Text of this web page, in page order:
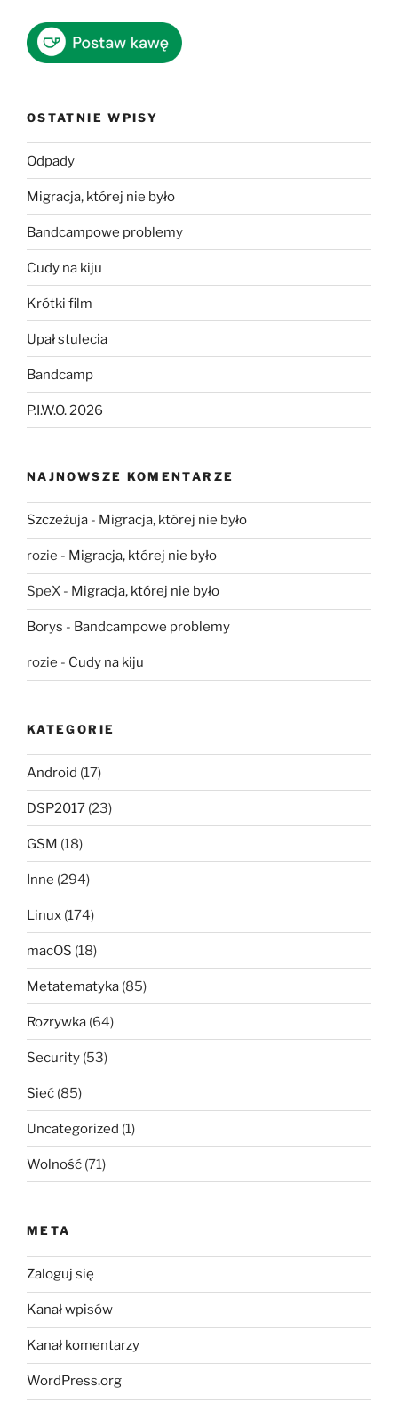
OSTATNIE WPISY
Odpady
Migracja, której nie było
Bandcampowe problemy
Cudy na kiju
Krótki film
Upał stulecia
Bandcamp
P.I.W.O. 2026
NAJNOWSZE KOMENTARZE
Szczeżuja - Migracja, której nie było
rozie - Migracja, której nie było
SpeX - Migracja, której nie było
Borys - Bandcampowe problemy
rozie - Cudy na kiju
KATEGORIE
Android (17)
DSP2017 (23)
GSM (18)
Inne (294)
Linux (174)
macOS (18)
Metatematyka (85)
Rozrywka (64)
Security (53)
Sieć (85)
Uncategorized (1)
Wolność (71)
META
Zaloguj się
Kanał wpisów
Kanał komentarzy
WordPress.org